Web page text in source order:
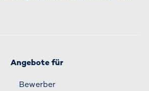
Angebote für
Bewerber